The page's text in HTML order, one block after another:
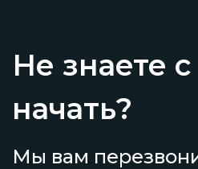
Не знаете с
начать?
Мы вам